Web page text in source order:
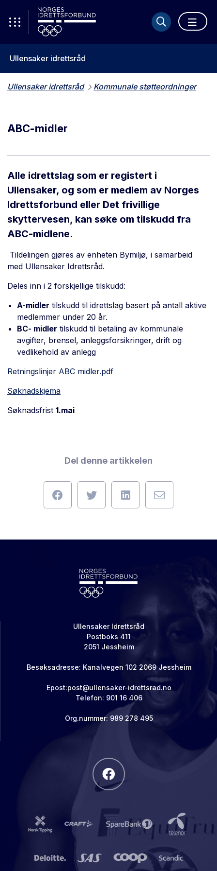
Ullensaker idrettsråd
Ullensaker idrettsråd Kommunale støtteordninger
ABC-midler
Alle idrettslag som er registert i
Ullensaker, og som er medlem av Norges
Idrettsforbund eller Det frivillige
skyttervesen, kan søke om tilskudd fra
ABC-midlene.
Tildelingen gjøres av enheten Bymiljø, i samarbeid
med Ullensaker Idrettsråd.
Deles inn i 2 forskjellige tilskudd:
A-midler tilskudd til idrettslag basert på antall aktive
medlemmer under 20 år.
BC- midler tilskudd til betaling av kommunale
avgifter, brensel, anleggsforsikringer, drift og
vedlikehold av anlegg
Retningslinjer ABC midler.pdf
Søknadskjema
Søknadsfrist 1.mai
Del denne artikkelen
Ullensaker Idrettsråd
Postboks 411
2051 Jessheim
Besøksadresse: Kanalvegen 102 2069 Jessheim
Epost:post@ullensaker-idrettsrad.no
Telefon: 901 16 406
Org.nummer: 989 278 495